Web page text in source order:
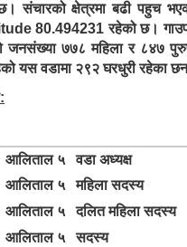
संचारको क्षेत्रमा बढी पहुच
80.494231 रहेको छ।
७७८ महिला र ८४७
यस वडामा २९२ घरधुरी रहेका
आलिताल ५
वडा अध्यक्ष
आलिताल ५
महिला सदस्य
आलिताल ५
दलित महिला सदस्य
आलिताल ५
सदस्य